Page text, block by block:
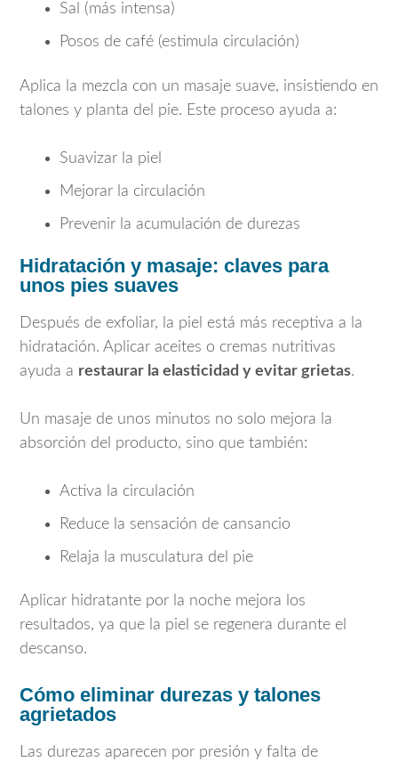
Sal (más intensa)
Posos de café (estimula circulación)
Aplica la mezcla con un masaje suave, insistiendo en
talones y planta del pie. Este proceso ayuda a:
Suavizar la piel
Mejorar la circulación
Prevenir la acumulación de durezas
Hidratación y masaje: claves para
unos pies suaves
Después de exfoliar, la piel está más receptiva a la
hidratación. Aplicar aceites o cremas nutritivas
ayuda a restaurar la elasticidad y evitar grietas.
Un masaje de unos minutos no solo mejora la
absorción del producto, sino que también:
Activa la circulación
Reduce la sensación de cansancio
Relaja la musculatura del pie
Aplicar hidratante por la noche mejora los
resultados, ya que la piel se regenera durante el
descanso.
Cómo eliminar durezas y talones
agrietados
Las durezas aparecen por presión y falta de